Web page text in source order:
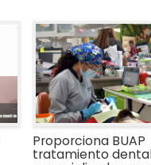
Proporciona BUAP
tratamiento